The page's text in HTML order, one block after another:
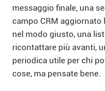
messaggio finale, una
campo CRM aggiornato
nel modo giusto, una
ricontattare più avanti,
periodica utile per chi
cose, ma pensate bene.